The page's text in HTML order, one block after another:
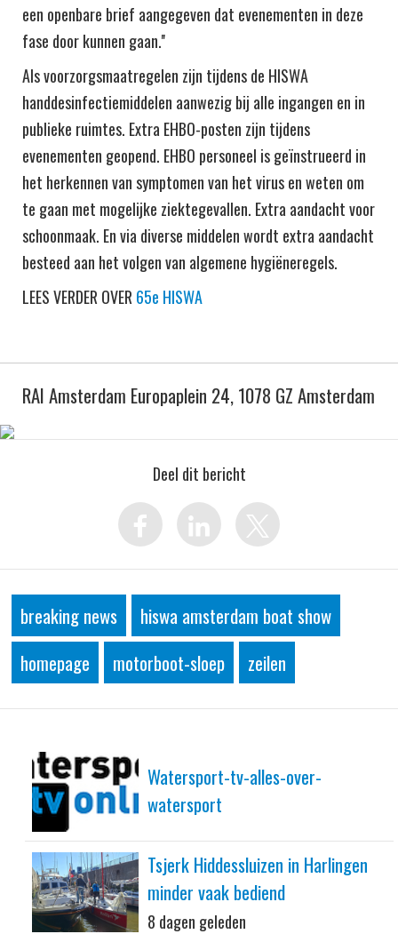
een openbare brief aangegeven dat evenementen in deze
fase door kunnen gaan.''
Als voorzorgsmaatregelen zijn tijdens de HISWA
handdesinfectiemiddelen aanwezig bij alle ingangen en in
publieke ruimtes. Extra EHBO-posten zijn tijdens
evenementen geopend. EHBO personeel is geïnstrueerd in
het herkennen van symptomen van het virus en weten om
te gaan met mogelijke ziektegevallen. Extra aandacht voor
schoonmaak. En via diverse middelen wordt extra aandacht
besteed aan het volgen van algemene hygiëneregels.
LEES VERDER OVER 65e HISWA
RAI Amsterdam Europaplein 24, 1078 GZ Amsterdam
Deel dit bericht
breaking news
hiswa amsterdam boat show
homepage
motorboot-sloep zeilen
Watersport-tv-alles-over-
watersport
Tsjerk Hiddessluizen in Harlingen
minder vaak bediend
8 dagen geleden